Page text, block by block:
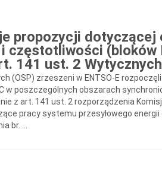
propozycji dotyczącej
częstotliwości (bloków
141 ust. 2 Wytycznych
(OSP) zrzeszeni w ENTSO-E
w poszczególnych obszarach
z art. 141 ust. 2 rozporządzenia
pracy systemu przesyłowego energii
br. ...